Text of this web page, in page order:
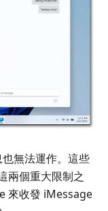
無法運作。這些
兩個重大限制之
來收發 iMessage